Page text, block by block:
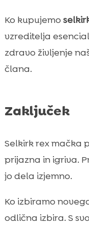
Ko kupujemo
vzreditelja
zdravo življenje
člana.
Zaključek
Selkirk rex mačka
prijazna in igriva.
jo dela izjemno.
Ko izbiramo
odlična izbira. S